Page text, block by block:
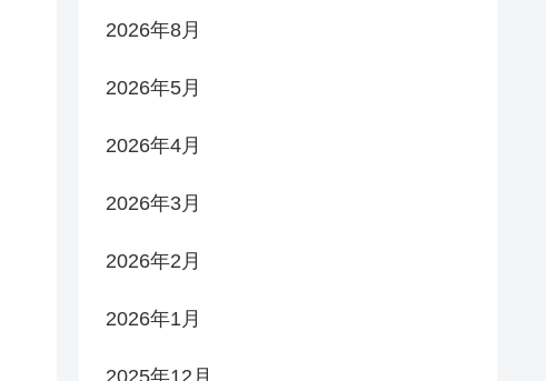
2026年8月
2026年5月
2026年4月
2026年3月
2026年2月
2026年1月
2025年12月